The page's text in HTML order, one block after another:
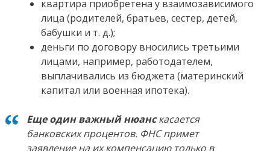
квартира приобретена у взаимозависимого
лица (родителей, братьев, сестер, детей,
бабушки и т. д.);
деньги по договору вносились третьими
лицами, например, работодателем,
выплачивались из бюджета (материнский
капитал или военная ипотека).
Еще один важный нюанскасается
банковских процентов. ФНС примет
заявление на их компенсацию только в